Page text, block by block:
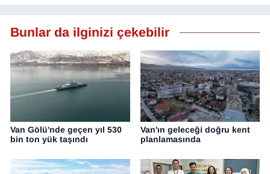
Bunlar da ilginizi çekebilir
Van Gölü'nde geçen yıl 530
bin ton yük taşındı
Van'ın geleceği doğru kent
planlamasında